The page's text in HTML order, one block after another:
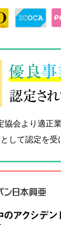
優良事
認定さ
協会より適正
して認定を受